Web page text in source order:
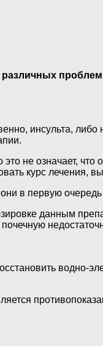
инсульта,
не означает,
курс лечения,
в первую очередь
данным
водно-